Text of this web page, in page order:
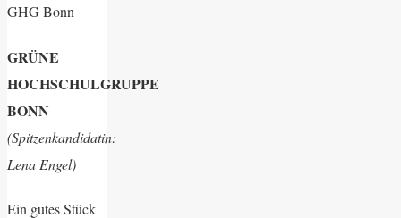
GHG Bonn
GRÜNE
HOCHSCHULGRUPPE
BONN
(Spitzenkandidatin:
Lena Engel)
Ein gutes Stück